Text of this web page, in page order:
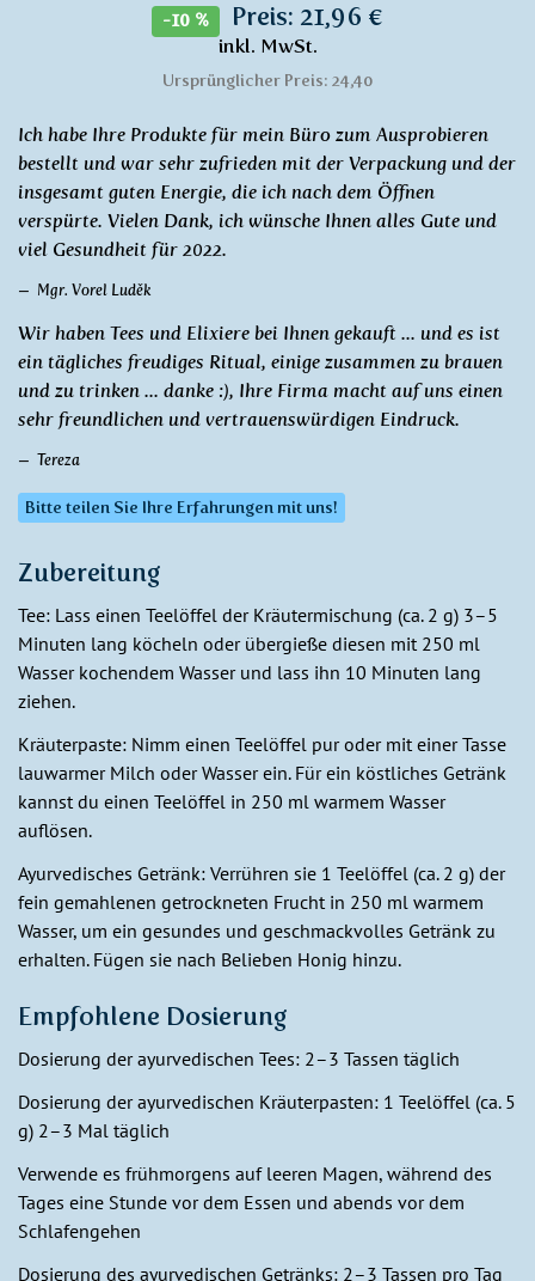
-10 % Preis: 21,96 €
inkl. MwSt.
Ursprünglicher Preis: 24,40
Ich habe Ihre Produkte für mein Büro zum Ausprobieren
bestellt und war sehr zufrieden mit der Verpackung und der
insgesamt guten Energie, die ich nach dem Öffnen
verspürte. Vielen Dank, ich wünsche Ihnen alles Gute und
viel Gesundheit für 2022.
Mgr. Vorel Luděk
Wir haben Tees und Elixiere bei Ihnen gekauft ... und es ist
ein tägliches freudiges Ritual, einige zusammen zu brauen
und zu trinken ... danke :), Ihre Firma macht auf uns einen
sehr freundlichen und vertrauenswürdigen Eindruck.
Tereza
Bitte teilen Sie Ihre Erfahrungen mit uns!
Zubereitung
Tee: Lass einen Teelöffel der Kräutermischung (ca. 2 g) 3–5
Minuten lang köcheln oder übergieße diesen mit 250 ml
Wasser kochendem Wasser und lass ihn 10 Minuten lang
ziehen.
Kräuterpaste: Nimm einen Teelöffel pur oder mit einer Tasse
lauwarmer Milch oder Wasser ein. Für ein köstliches Getränk
kannst du einen Teelöffel in 250 ml warmem Wasser
auflösen.
Ayurvedisches Getränk: Verrühren sie 1 Teelöffel (ca. 2 g) der
fein gemahlenen getrockneten Frucht in 250 ml warmem
Wasser, um ein gesundes und geschmackvolles Getränk zu
erhalten. Fügen sie nach Belieben Honig hinzu.
Empfohlene Dosierung
Dosierung der ayurvedischen Tees: 2–3 Tassen täglich
Dosierung der ayurvedischen Kräuterpasten: 1 Teelöffel (ca. 5
g) 2–3 Mal täglich
Verwende es frühmorgens auf leeren Magen, während des
Tages eine Stunde vor dem Essen und abends vor dem
Schlafengehen
Dosierung des ayurvedischen Getränks: 2–3 Tassen pro Tag